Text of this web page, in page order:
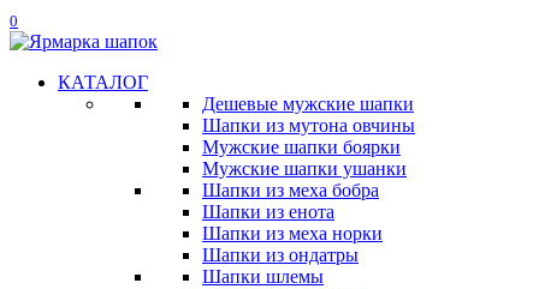
0
КАТАЛОГ
Дешевые мужские шапки
Шапки из мутона овчины
Мужские шапки боярки
Мужские шапки ушанки
Шапки из меха бобра
Шапки из енота
Шапки из меха норки
Шапки из ондатры
Шапки шлемы